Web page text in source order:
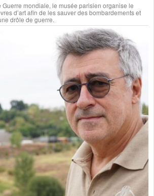
mondiale, le musée parisien organise le
d’art afin de les sauver des bombardements et
drôle de guerre.